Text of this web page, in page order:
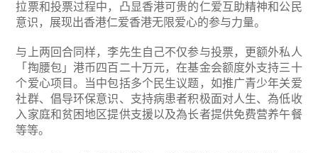
拉票和投票过程中，凸显香港可贵的仁爱互助精神和公民
意识，展现出香港仁爱香港无限爱心的参与力量。
与上两回合同样，李先生自己不仅参与投票，更额外私人
「掏腰包」港币四百二十万元，在基金会额度外支持三十
个爱心项目。当中包括多个民生议题，如推广青少年关爱
社群、倡导环保意识、支持病患者积极面对人生、為低收
入家庭和贫困地区提供支援以及為长者提供免费营养午餐
等等。